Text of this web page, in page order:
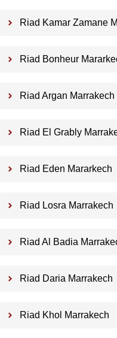
Riad Kamar Zamane
Riad Bonheur
Riad Argan Marrakech
Riad El Grably
Riad Eden Mararkech
Riad Losra Marrakech
Riad Al Badia
Riad Daria Marrakech
Riad Khol Marrakech